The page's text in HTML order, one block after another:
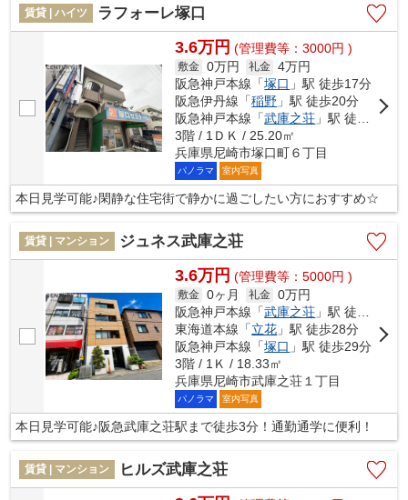
賃貸 | ハイツ ラフォーレ塚口
3.6万円 (管理費等：3000円 )
敷金 0万円 礼金 4万円
阪急神戸本線「塚口 」駅 徒歩17分
阪急伊丹線「稲野 」駅 徒歩20分
阪急神戸本線「武庫之荘 」駅 徒歩22分
3階 / 1ＤＫ / 25.20㎡
兵庫県尼崎市塚口町６丁目
パノラマ 室内写真
本日見学可能♪閑静な住宅街で静かに過ごしたい方におすすめ☆
賃貸 | マンション ジュネス武庫之荘
3.6万円 (管理費等：5000円 )
敷金 0ヶ月 礼金 0万円
阪急神戸本線「武庫之荘 」駅 徒歩3分
東海道本線「立花 」駅 徒歩28分
阪急神戸本線「塚口 」駅 徒歩29分
3階 / 1Ｋ / 18.33㎡
兵庫県尼崎市武庫之荘１丁目
パノラマ 室内写真
本日見学可能♪阪急武庫之荘駅まで徒歩3分！通勤通学に便利！
賃貸 | マンション ヒルズ武庫之荘